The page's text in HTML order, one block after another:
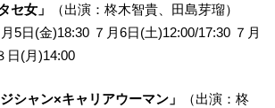
セ女」
（出演：柊木智貴、田島芽瑠）
5日(金)18:30 ７月6日(土)12:00/17:30 ７月
日(月)14:00
シャン×キャリアウーマン」
（出演：柊